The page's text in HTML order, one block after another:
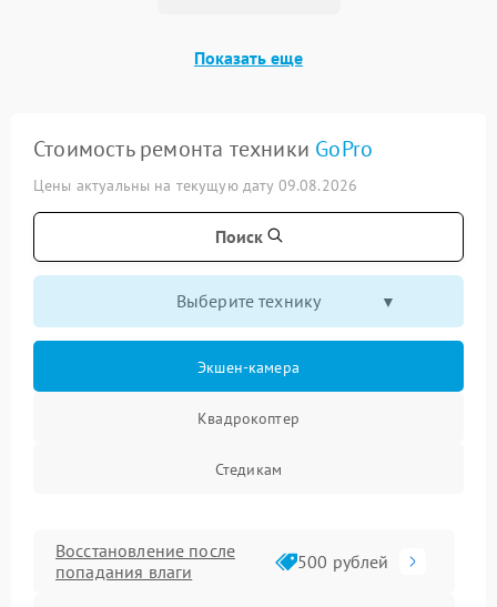
Показать еще
Стоимость ремонта техники GoPro
Цены актуальны на текущую дату 09.08.2026
Поиск
Выберите технику
Экшен-камера
Квадрокоптер
Стедикам
Восстановление после
попадания влаги
500 рублей